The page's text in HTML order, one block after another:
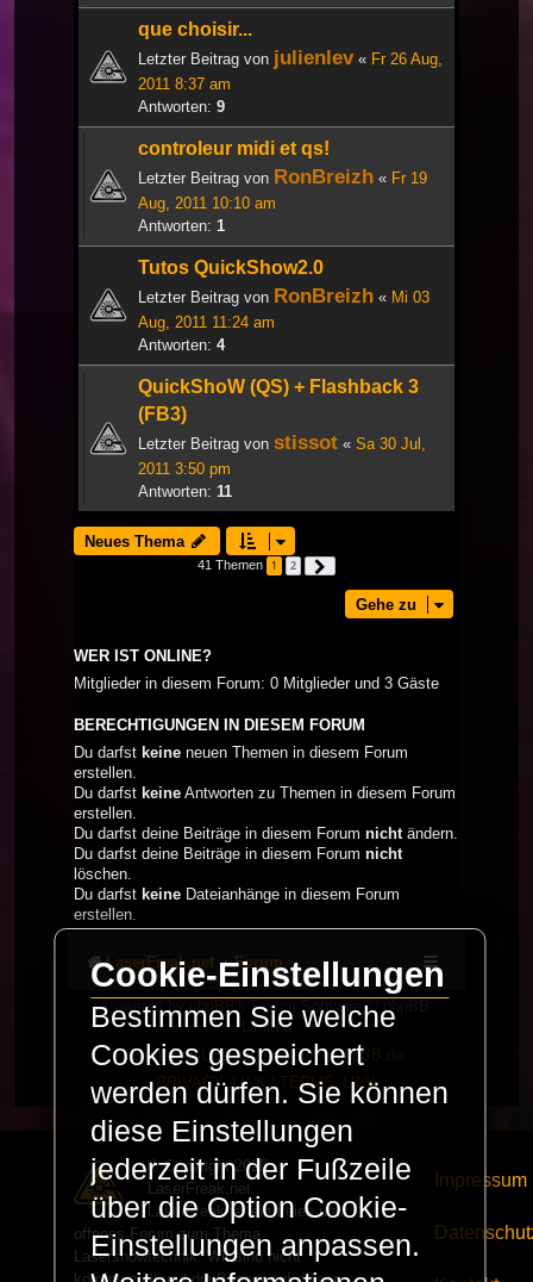
que choisir...
Letzter Beitrag von julienlev« Fr 26 Aug,
2011 8:37 am
Antworten: 9
controleur midi et qs!
Letzter Beitrag von RonBreizh « Fr 19
Aug, 2011 10:10 am
Antworten: 1
Tutos QuickShow2.0
Letzter Beitrag von RonBreizh « Mi 03
Aug, 2011 11:24 am
Antworten: 4
QuickShoW (QS) + Flashback 3
(FB3)
Letzter Beitrag von stissot « Sa 30 Jul,
2011 3:50 pm
Antworten: 11
Neues Thema
41 Themen 1 2
Gehe zu
WER IST ONLINE?
Mitglieder in diesem Forum: 0 Mitglieder und 3 Gäste
BERECHTIGUNGEN IN DIESEM FORUM
Du darfst keine neuen Themen in diesem Forum
erstellen.
Du darfst keine Antworten zu Themen in diesem Forum
erstellen.
Du darfst deine Beiträge in diesem Forum nichtändern.
Du darfst deine Beiträge in diesem Forum nicht
löschen.
Du darfst keine Dateianhänge in diesem Forum
erstellen.
LaserFreak.net Forum
Powered by phpBB
® Forum Software © phpBB
Limited
Deutsche Übersetzung durchphpBB.de
PRIVACY_LINK| TERMS_LINK
© Copyright 2025 -
LaserFreak.net
LaserFreak ist ein freies und
offenes Forum zum Thema
Lasershowtechnik. Wir sind nicht
Impressum
Cookie-Einstellungen
Bestimmen Sie welche
Cookies gespeichert
werden dürfen. Sie können
diese Einstellungen
jederzeit in der Fußzeile
über die Option Cookie-
Einstellungen anpassen.